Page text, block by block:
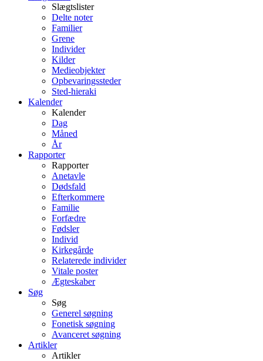
Slægtslister
Delte noter
Familier
Grene
Individer
Kilder
Medieobjekter
Opbevaringssteder
Sted-hieraki
Kalender
Kalender
Dag
Måned
År
Rapporter
Rapporter
Anetavle
Dødsfald
Efterkommere
Familie
Forfædre
Fødsler
Individ
Kirkegårde
Relaterede individer
Vitale poster
Ægteskaber
Søg
Søg
Generel søgning
Fonetisk søgning
Avanceret søgning
Artikler
Artikler